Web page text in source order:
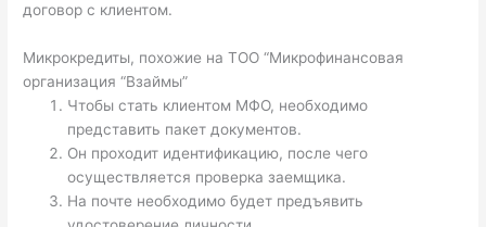
договор с клиентом.
Микрокредиты, похожие на ТОО “Микрофинансовая
организация “Взаймы”
Чтобы стать клиентом МФО, необходимо
представить пакет документов.
Он проходит идентификацию, после чего
осуществляется проверка заемщика.
На почте необходимо будет предъявить